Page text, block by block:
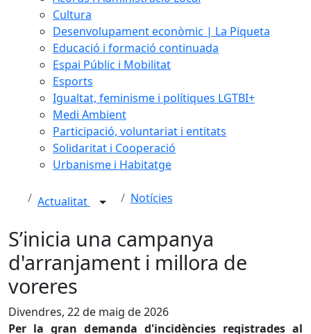
Cultura
Desenvolupament econòmic | La Piqueta
Educació i formació continuada
Espai Públic i Mobilitat
Esports
Igualtat, feminisme i polítiques LGTBI+
Medi Ambient
Participació, voluntariat i entitats
Solidaritat i Cooperació
Urbanisme i Habitatge
Actualitat Notícies
S’inicia una campanya
d'arranjament i millora de
voreres
Divendres, 22 de maig de 2026
Per la gran demanda d'incidències registrades al